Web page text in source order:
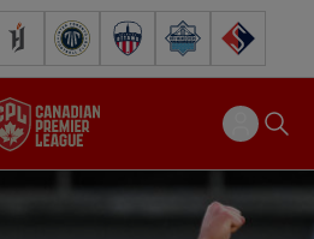
Forge FC Inter Toronto FCAtlético OttawaHalifax Wanderers
FC Supra